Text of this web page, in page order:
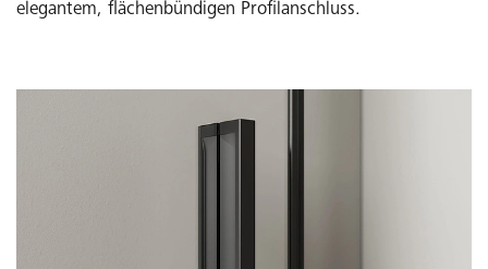
elegantem, flächenbündigen Profilanschluss.